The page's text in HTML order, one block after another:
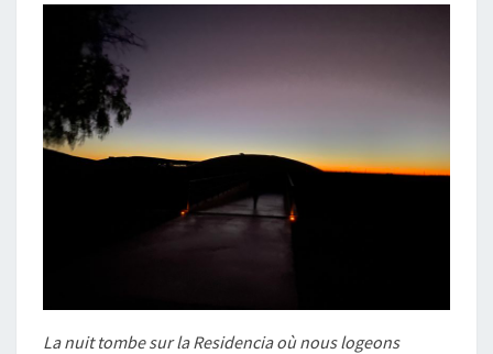
La nuit tombe sur la Residencia où nous logeons